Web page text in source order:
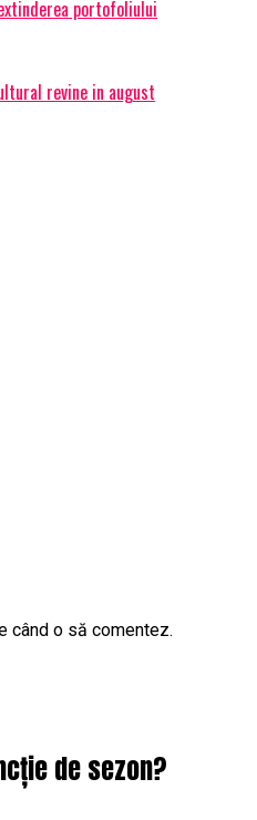
portofoliului
revine in august
când o să comentez.
de sezon?